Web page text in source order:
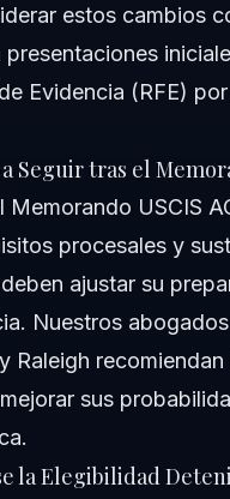
estos cambios
presentaciones
Evidencia (RFE)
a Seguir tras el
Memorando USCIS
procesales y
ajustar su
Nuestros
Raleigh
sus
la Elegibilidad